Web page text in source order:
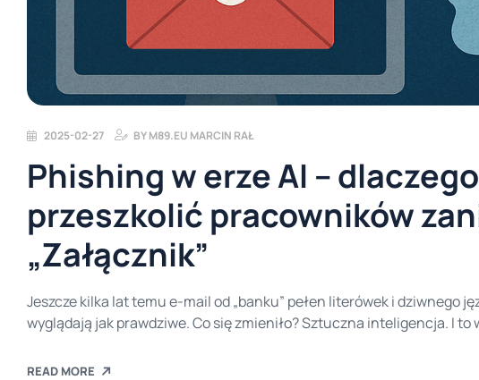
2025-02-27 BYM89.EU MARCIN RAŁ
Phishing w erze AI –
przeszkolić pracowników
„Załącznik”
Jeszcze kilka lat temu e-mail od „banku” pełen literówek i dziwnego
wyglądają jak prawdziwe. Co się zmieniło? Sztuczna inteligencja. I to
się pod znane instytucje, by wyłudzić dane, pieniądze […]
READ MORE